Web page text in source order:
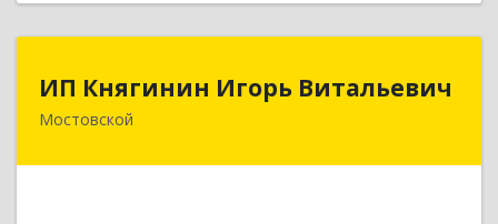
ИП Княгинин Игорь Витальевич
Мостовской
352570, Краснодарский край, Мостовский р-н,